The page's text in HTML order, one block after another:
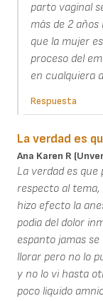
parto vaginal
más de 2
que la mujer
proceso del
en cualquiera
Respuesta
La verdad es
Ana Karen R
La verdad es que
respecto al
hizo efecto la
podia del dolor
espanto jamas
llorar pero no lo
y no lo vi hasta
poco liquido